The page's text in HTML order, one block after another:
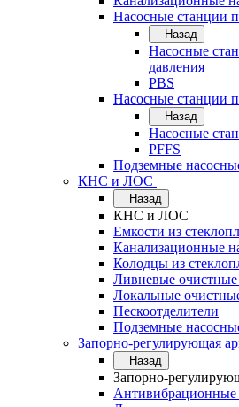
Насосные станции
Назад
Насосные
давления
PBS
Насосные станции
Назад
Насосные
PFFS
Подземные
КНС и ЛОС
Назад
КНС и ЛОС
Емкости из
Канализационные
Колодцы из
Ливневые
Локальные
Пескоотделители
Подземные
Запорно-регулирующая
Назад
Запорно-
Антивибрационные